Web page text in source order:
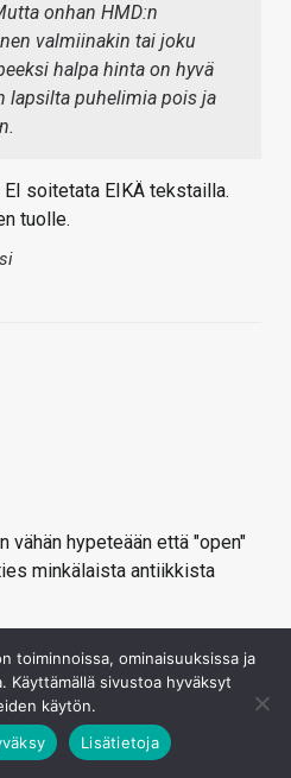
onhan HMD:n
valmiinakin tai joku
halpa hinta on hyvä
lapsilta puhelimia pois ja
EI soitetata EIKÄ tekstailla.
tuolle.
vähän hypeteään että "open"
minkälaista antiikkista
A9jä, ja pyörivät hurjalla 1.2
tosin OoOE-ytimiä eli eivät
ovat mm. nopeampia kuin
jossa cortex A7ja.
toiminnoissa, ominaisuuksissa ja
Käyttämällä sivustoa hyväksyt
käytön.
Lisätietoja